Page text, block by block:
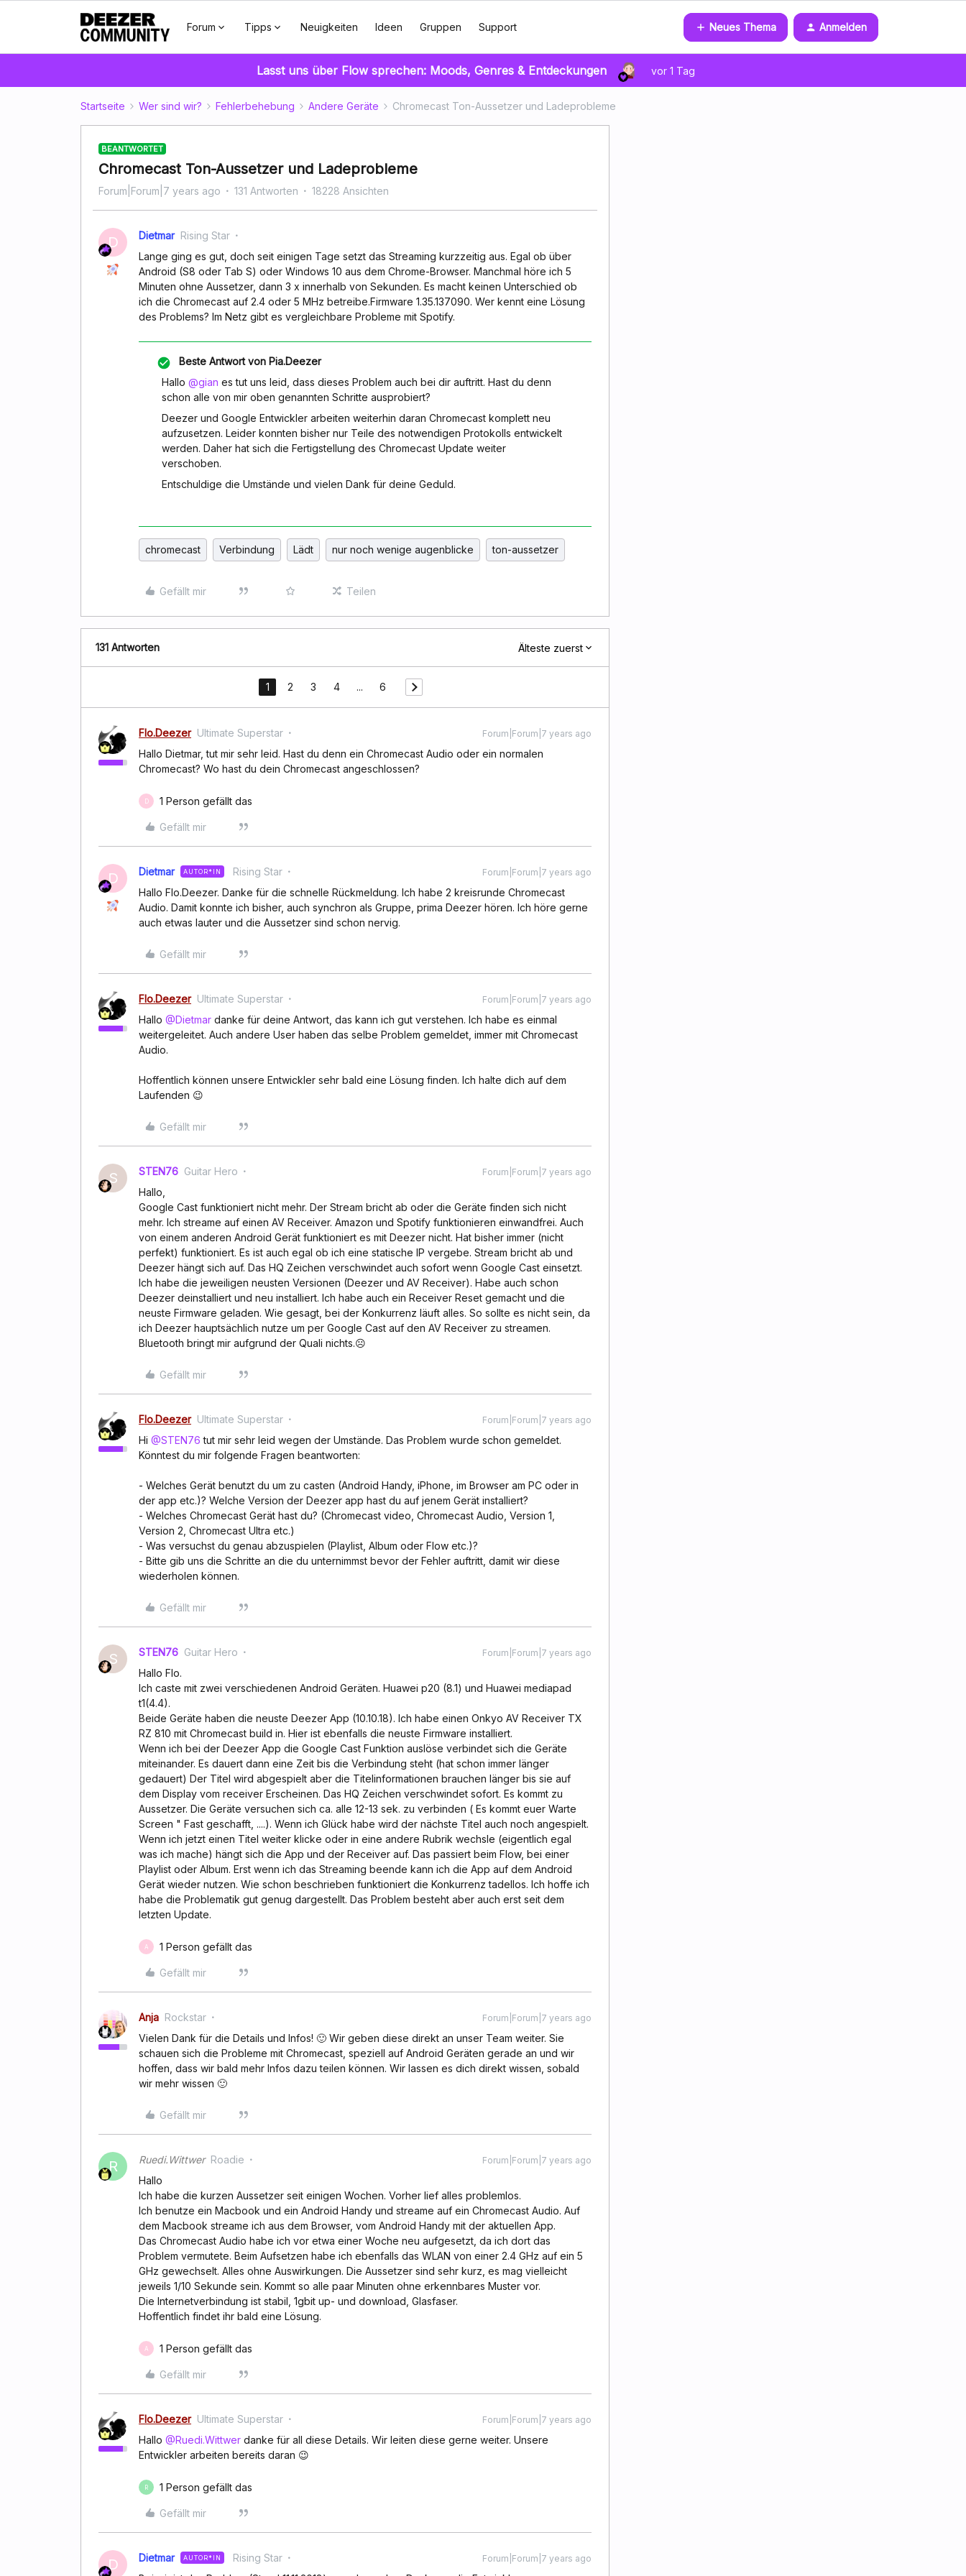
Forum Tipps Neuigkeiten Ideen Gruppen Support Neues Thema Anmelden
Lasst uns über Flow sprechen: Moods, Genres & Entdeckungen vor 1 Tag
Startseite Wer sind wir? Fehlerbehebung Andere Geräte Chromecast Ton-Aussetzer und Ladeprobleme
BEANTWORTET
Chromecast Ton-Aussetzer und Ladeprobleme
Forum|Forum|7 years ago 131 Antworten 18228 Ansichten
D Dietmar Rising Star
Lange ging es gut, doch seit einigen Tage setzt das Streaming kurzzeitig aus. Egal ob über
Android (S8 oder Tab S) oder Windows 10 aus dem Chrome-Browser. Manchmal höre ich 5
Minuten ohne Aussetzer, dann 3 x innerhalb von Sekunden. Es macht keinen Unterschied ob
ich die Chromecast auf 2.4 oder 5 MHz betreibe.Firmware 1.35.137090. Wer kennt eine Lösung
des Problems? Im Netz gibt es vergleichbare Probleme mit Spotify.
Beste Antwort von Pia.Deezer
Hallo @gian es tut uns leid, dass dieses Problem auch bei dir auftritt. Hast du denn
schon alle von mir oben genannten Schritte ausprobiert?
Deezer und Google Entwickler arbeiten weiterhin daran Chromecast komplett neu
aufzusetzen. Leider konnten bisher nur Teile des notwendigen Protokolls entwickelt
werden. Daher hat sich die Fertigstellung des Chromecast Update weiter
verschoben.
Entschuldige die Umstände und vielen Dank für deine Geduld.
chromecast Verbindung Lädt nur noch wenige augenblicke ton-aussetzer
Gefällt mir Teilen
131 Antworten Älteste zuerst
1 2 3 4 ... 6
Flo.Deezer Ultimate Superstar Forum|Forum|7 years ago
Hallo Dietmar, tut mir sehr leid. Hast du denn ein Chromecast Audio oder ein normalen
Chromecast? Wo hast du dein Chromecast angeschlossen?
D 1 Person gefällt das
Gefällt mir
D Dietmar AUTOR*IN Rising Star Forum|Forum|7 years ago
Hallo Flo.Deezer. Danke für die schnelle Rückmeldung. Ich habe 2 kreisrunde Chromecast
Audio. Damit konnte ich bisher, auch synchron als Gruppe, prima Deezer hören. Ich höre gerne
auch etwas lauter und die Aussetzer sind schon nervig.
Gefällt mir
Flo.Deezer Ultimate Superstar Forum|Forum|7 years ago
Hallo @Dietmar danke für deine Antwort, das kann ich gut verstehen. Ich habe es einmal
weitergeleitet. Auch andere User haben das selbe Problem gemeldet, immer mit Chromecast
Audio.
Hoffentlich können unsere Entwickler sehr bald eine Lösung finden. Ich halte dich auf dem
Laufenden 😉
Gefällt mir
S STEN76 Guitar Hero Forum|Forum|7 years ago
Hallo,
Google Cast funktioniert nicht mehr. Der Stream bricht ab oder die Geräte finden sich nicht
mehr. Ich streame auf einen AV Receiver. Amazon und Spotify funktionieren einwandfrei. Auch
von einem anderen Android Gerät funktioniert es mit Deezer nicht. Hat bisher immer (nicht
perfekt) funktioniert. Es ist auch egal ob ich eine statische IP vergebe. Stream bricht ab und
Deezer hängt sich auf. Das HQ Zeichen verschwindet auch sofort wenn Google Cast einsetzt.
Ich habe die jeweiligen neusten Versionen (Deezer und AV Receiver). Habe auch schon
Deezer deinstalliert und neu installiert. Ich habe auch ein Receiver Reset gemacht und die
neuste Firmware geladen. Wie gesagt, bei der Konkurrenz läuft alles. So sollte es nicht sein, da
ich Deezer hauptsächlich nutze um per Google Cast auf den AV Receiver zu streamen.
Bluetooth bringt mir aufgrund der Quali nichts.☹️
Gefällt mir
Flo.Deezer Ultimate Superstar Forum|Forum|7 years ago
Hi @STEN76 tut mir sehr leid wegen der Umstände. Das Problem wurde schon gemeldet.
Könntest du mir folgende Fragen beantworten:
- Welches Gerät benutzt du um zu casten (Android Handy, iPhone, im Browser am PC oder in
der app etc.)? Welche Version der Deezer app hast du auf jenem Gerät installiert?
- Welches Chromecast Gerät hast du? (Chromecast video, Chromecast Audio, Version 1,
Version 2, Chromecast Ultra etc.)
- Was versuchst du genau abzuspielen (Playlist, Album oder Flow etc.)?
- Bitte gib uns die Schritte an die du unternimmst bevor der Fehler auftritt, damit wir diese
wiederholen können.
Gefällt mir
S STEN76 Guitar Hero Forum|Forum|7 years ago
Hallo Flo.
Ich caste mit zwei verschiedenen Android Geräten. Huawei p20 (8.1) und Huawei mediapad
t1(4.4).
Beide Geräte haben die neuste Deezer App (10.10.18). Ich habe einen Onkyo AV Receiver TX
RZ 810 mit Chromecast build in. Hier ist ebenfalls die neuste Firmware installiert.
Wenn ich bei der Deezer App die Google Cast Funktion auslöse verbindet sich die Geräte
miteinander. Es dauert dann eine Zeit bis die Verbindung steht (hat schon immer länger
gedauert) Der Titel wird abgespielt aber die Titelinformationen brauchen länger bis sie auf
dem Display vom receiver Erscheinen. Das HQ Zeichen verschwindet sofort. Es kommt zu
Aussetzer. Die Geräte versuchen sich ca. alle 12-13 sek. zu verbinden ( Es kommt euer Warte
Screen " Fast geschafft, ....). Wenn ich Glück habe wird der nächste Titel auch noch angespielt.
Wenn ich jetzt einen Titel weiter klicke oder in eine andere Rubrik wechsle (eigentlich egal
was ich mache) hängt sich die App und der Receiver auf. Das passiert beim Flow, bei einer
Playlist oder Album. Erst wenn ich das Streaming beende kann ich die App auf dem Android
Gerät wieder nutzen. Wie schon beschrieben funktioniert die Konkurrenz tadellos. Ich hoffe ich
habe die Problematik gut genug dargestellt. Das Problem besteht aber auch erst seit dem
letzten Update.
A 1 Person gefällt das
Gefällt mir
Anja Rockstar Forum|Forum|7 years ago
Vielen Dank für die Details und Infos! 🙂 Wir geben diese direkt an unser Team weiter. Sie
schauen sich die Probleme mit Chromecast, speziell auf Android Geräten gerade an und wir
hoffen, dass wir bald mehr Infos dazu teilen können. Wir lassen es dich direkt wissen, sobald
wir mehr wissen 🙂
Gefällt mir
R Ruedi.Wittwer Roadie Forum|Forum|7 years ago
Hallo
Ich habe die kurzen Aussetzer seit einigen Wochen. Vorher lief alles problemlos.
Ich benutze ein Macbook und ein Android Handy und streame auf ein Chromecast Audio. Auf
dem Macbook streame ich aus dem Browser, vom Android Handy mit der aktuellen App.
Das Chromecast Audio habe ich vor etwa einer Woche neu aufgesetzt, da ich dort das
Problem vermutete. Beim Aufsetzen habe ich ebenfalls das WLAN von einer 2.4 GHz auf ein 5
GHz gewechselt. Alles ohne Auswirkungen. Die Aussetzer sind sehr kurz, es mag vielleicht
jeweils 1/10 Sekunde sein. Kommt so alle paar Minuten ohne erkennbares Muster vor.
Die Internetverbindung ist stabil, 1gbit up- und download, Glasfaser.
Hoffentlich findet ihr bald eine Lösung.
A 1 Person gefällt das
Gefällt mir
Flo.Deezer Ultimate Superstar Forum|Forum|7 years ago
Hallo @Ruedi.Wittwer danke für all diese Details. Wir leiten diese gerne weiter. Unsere
Entwickler arbeiten bereits daran 😉
R 1 Person gefällt das
Gefällt mir
D Dietmar AUTOR*IN Rising Star Forum|Forum|7 years ago